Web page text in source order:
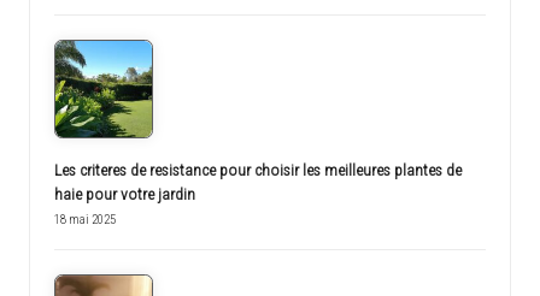
Les criteres de resistance pour choisir les meilleures plantes de
haie pour votre jardin
18 mai 2025